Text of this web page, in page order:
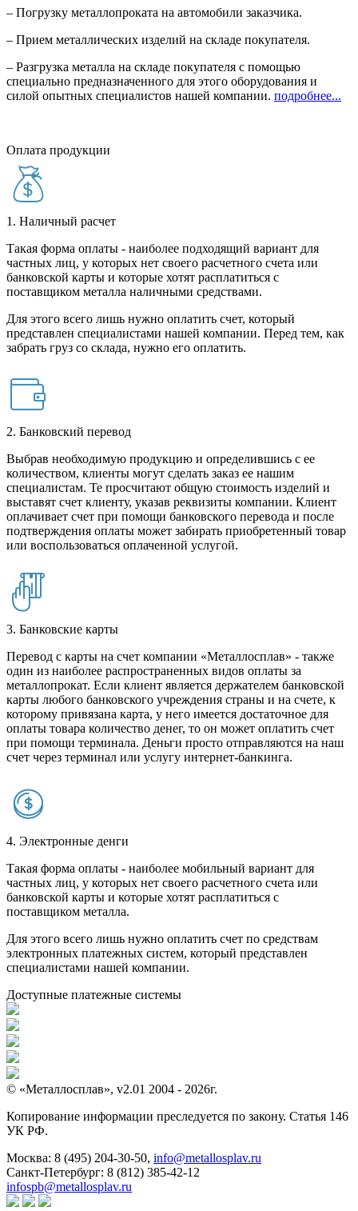
– Погрузку металлопроката на автомобили заказчика.
– Прием металлических изделий на складе покупателя.
– Разгрузка металла на складе покупателя с помощью
специально предназначенного для этого оборудования и
силой опытных специалистов нашей компании. подробнее...
Оплата продукции
1. Наличный расчет
Такая форма оплаты - наиболее подходящий вариант для
частных лиц, у которых нет своего расчетного счета или
банковской карты и которые хотят расплатиться с
поставщиком металла наличными средствами.
Для этого всего лишь нужно оплатить счет, который
представлен специалистами нашей компании. Перед тем, как
забрать груз со склада, нужно его оплатить.
2. Банковский перевод
Выбрав необходимую продукцию и определившись с ее
количеством, клиенты могут сделать заказ ее нашим
специалистам. Те просчитают общую стоимость изделий и
выставят счет клиенту, указав реквизиты компании. Клиент
оплачивает счет при помощи банковского перевода и после
подтверждения оплаты может забирать приобретенный товар
или воспользоваться оплаченной услугой.
3. Банковские карты
Перевод с карты на счет компании «Металлосплав» - также
один из наиболее распространенных видов оплаты за
металлопрокат. Если клиент является держателем банковской
карты любого банковского учреждения страны и на счете, к
которому привязана карта, у него имеется достаточное для
оплаты товара количество денег, то он может оплатить счет
при помощи терминала. Деньги просто отправляются на наш
счет через терминал или услугу интернет-банкинга.
4. Электронные денги
Такая форма оплаты - наиболее мобильный вариант для
частных лиц, у которых нет своего расчетного счета или
банковской карты и которые хотят расплатиться с
поставщиком металла.
Для этого всего лишь нужно оплатить счет по средствам
электронных платежных систем, который представлен
специалистами нашей компании.
Доступные платежные системы
© «Металлосплав», v2.01 2004 - 2026г.
Копирование информации преследуется по закону. Статья 146
УК РФ.
Москва: 8 (495) 204-30-50, info@metallosplav.ru
Санкт-Петербург: 8 (812) 385-42-12
infospb@metallosplav.ru